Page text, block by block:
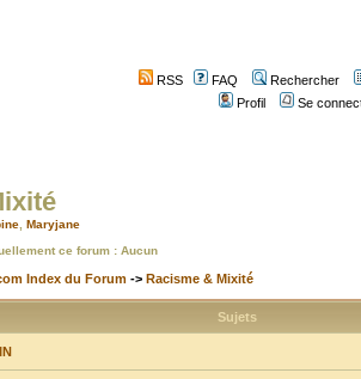
RSS FAQ
Rechercher
Profil
Se
Maryjane
ce forum : Aucun
Index du Forum -> Racisme & Mixité
Sujets